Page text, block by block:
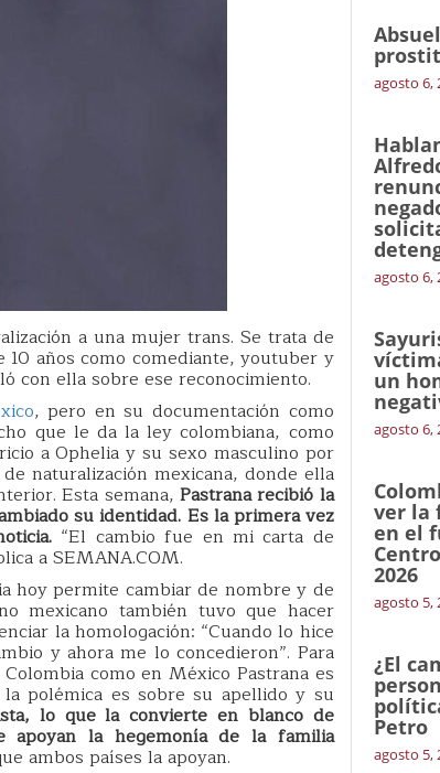
a una mujer trans. Se trata de
10 años como comediante, youtuber y
con ella sobre ese reconocimiento.
, pero en su documentación como
que le da la ley colombiana, como
a Ophelia y su sexo masculino por
naturalización mexicana, donde ella
Esta semana, Pastrana recibió la
su identidad. Es la primera vez
“El cambio fue en mi carta de
a SEMANA.COM.
hoy permite cambiar de nombre y de
mexicano también tuvo que hacer
la homologación: “Cuando lo hice
y ahora me lo concedieron”. Para
como en México Pastrana es
polémica es sobre su apellido y su
lo que la convierte en blanco de
apoyan la hegemonía de la familia
ambos países la apoyan.
agosto 6,
agosto 6,
un
agosto 6,
ver la
en el
2026
agosto 5,
¿El
Petro
agosto 5,